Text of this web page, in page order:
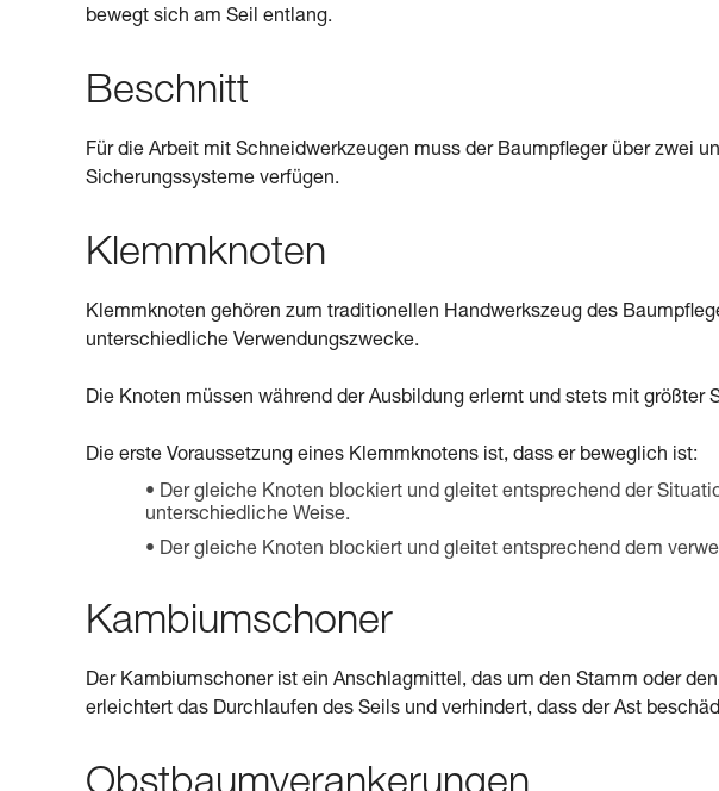
bewegt sich am Seil entlang.
Beschnitt
Für die Arbeit mit Schneidwerkzeugen muss der Baumpfleger über zwei
Sicherungssysteme verfügen.
Klemmknoten
Klemmknoten gehören zum traditionellen Handwerkszeug des
unterschiedliche Verwendungszwecke.
Die Knoten müssen während der Ausbildung erlernt und stets mit größter
Die erste Voraussetzung eines Klemmknotens ist, dass er beweglich ist:
Der gleiche Knoten blockiert und gleitet entsprechend der
unterschiedliche Weise.
Der gleiche Knoten blockiert und gleitet entsprechend dem
Kambiumschoner
Der Kambiumschoner ist ein Anschlagmittel, das um den Stamm oder
erleichtert das Durchlaufen des Seils und verhindert, dass der Ast